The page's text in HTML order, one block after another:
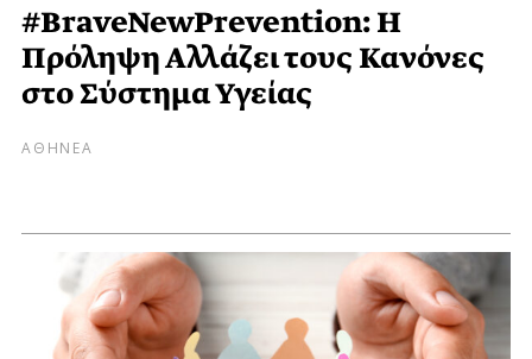
#BraveNewPrevention: Η
Πρόληψη Αλλάζει τους Κανόνες
στο Σύστημα Υγείας
ΑΘΗΝΕΑ